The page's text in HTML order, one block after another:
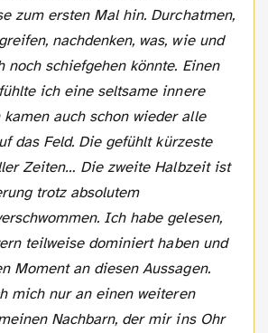
zum ersten Mal hin. Durchatmen,
nachdenken, was, wie und
noch schiefgehen könnte. Einen
ich eine seltsame innere
kamen auch schon wieder alle
das Feld. Die gefühlt kürzeste
Zeiten… Die zweite Halbzeit ist
trotz absolutem
Ich habe gelesen,
teilweise dominiert haben und
Moment an diesen Aussagen.
mich nur an einen weiteren
Nachbarn, der mir ins Ohr